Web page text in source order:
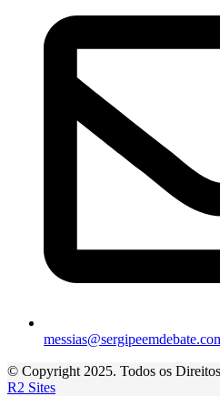
© Copyright 2025. Todos os
R2 Sites